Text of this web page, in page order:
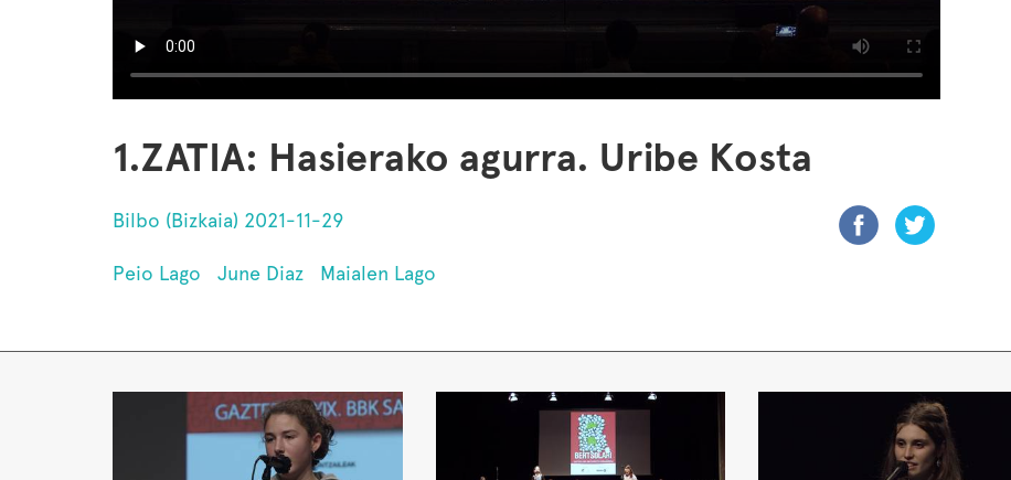
1.ZATIA: Hasierako agurra. Uribe Kosta
Bilbo (Bizkaia) 2021-11-29
Peio Lago June Diaz Maialen Lago